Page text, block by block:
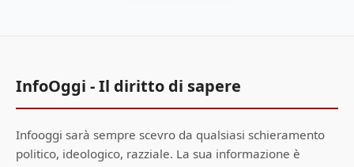
InfoOggi - Il diritto di sapere
Infooggi sarà sempre scevro da qualsiasi schieramento
politico, ideologico, razziale. La sua informazione è